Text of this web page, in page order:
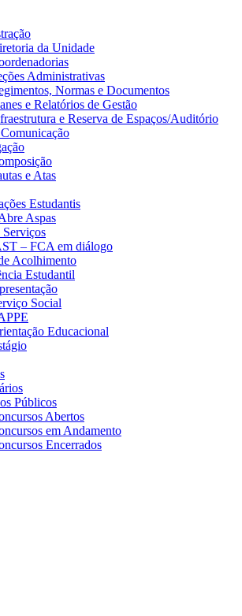
da Unidade
Administrativas
Normas e Documentos
e Relatórios de Gestão
e Reserva de Espaços/Auditório
e Atas
Estudantis
Aspas
Serviços
– FCA em diálogo
Acolhimento
Estudantil
Social
Educacional
Públicos
Abertos
em Andamento
Encerrados